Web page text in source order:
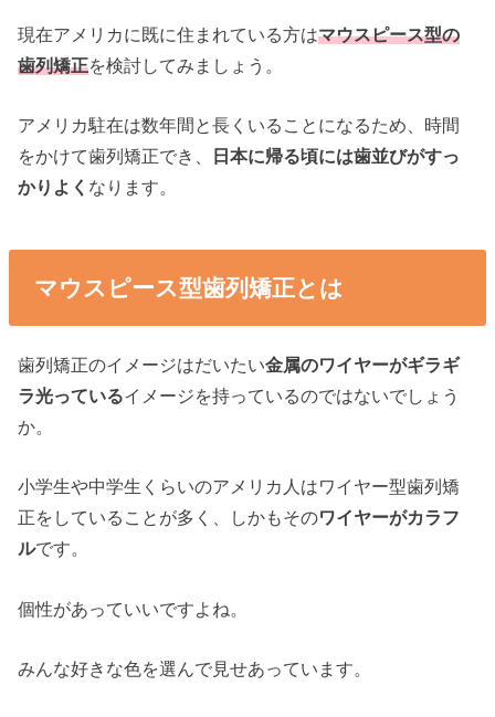
現在アメリカに既に住まれている方はマウスピース型の
歯列矯正を検討してみましょう。
アメリカ駐在は数年間と長くいることになるため、時間
をかけて歯列矯正でき、
日本に帰る頃には歯並びがすっ
かりよく なります。
マウスピース型歯列矯正とは
歯列矯正のイメージはだいたい金属のワイヤーがギラギ
ラ光っているイメージを持っているのではないでしょう
か。
小学生や中学生くらいのアメリカ人はワイヤー型歯列矯
正をしていることが多く、しかもそのワイヤーがカラフ
ルです。
個性があっていいですよね。
みんな好きな色を選んで見せあっています。